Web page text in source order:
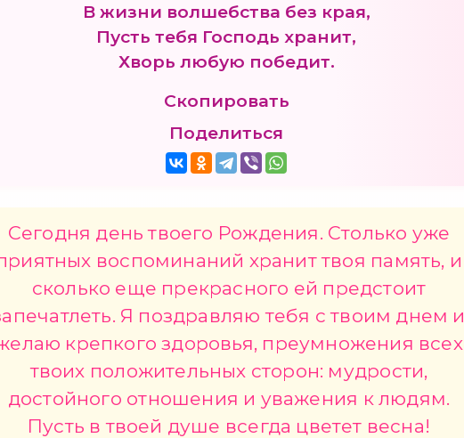
В жизни волшебства без края,
Пусть тебя Господь хранит,
Хворь любую победит.
Скопировать
Поделиться
Сегодня день твоего Рождения. Столько уже
воспоминаний хранит твоя память, и
сколько еще прекрасного ей предстоит
Я поздравляю тебя с твоим днем и
крепкого здоровья, преумножения всех
твоих положительных сторон: мудрости,
достойного отношения и уважения к людям.
Пусть в твоей душе всегда цветет весна!